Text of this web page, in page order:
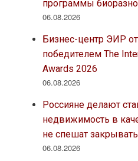
программы
06.08.2026
Бизнес-центр ЭИР от
победителем The
Awards 2026
06.08.2026
Россияне делают
недвижимость в
не спешат
06.08.2026